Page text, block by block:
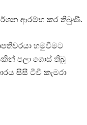
ආරම්භ කර තිබුණි.
හමුවීමට
පලා ගොස් තිබූ
සීසී ටීවී කැමරා